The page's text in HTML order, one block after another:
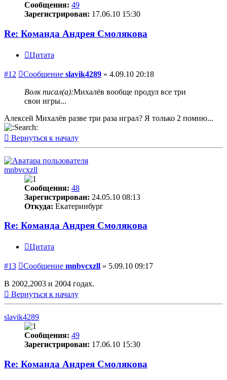
Сообщения: 49
Зарегистрирован: 17.06.10 15:30
Re: Команда Андрея Смолякова
Цитата
#12 Сообщение slavik4289 » 4.09.10 20:18
Волк писал(а):Михалёв вообще продул все три
свои игры...
Алексей Михалёв разве три раза играл? Я только 2 помню...
Вернуться к началу
mnbvcxzll
Сообщения: 48
Зарегистрирован: 24.05.10 08:13
Откуда: Екатеринбург
Re: Команда Андрея Смолякова
Цитата
#13 Сообщение mnbvcxzll » 5.09.10 09:17
В 2002,2003 и 2004 годах.
Вернуться к началу
slavik4289
Сообщения: 49
Зарегистрирован: 17.06.10 15:30
Re: Команда Андрея Смолякова